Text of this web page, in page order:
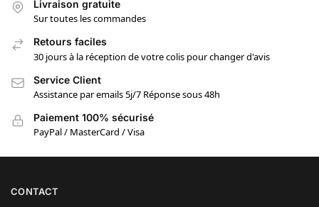
Livraison gratuite
Sur toutes les commandes
Retours faciles
30 jours à la réception de votre colis pour changer d'avis
Service Client
Assistance par emails 5j/7 Réponse sous 48h
Paiement 100% sécurisé
PayPal / MasterCard / Visa
CONTACT